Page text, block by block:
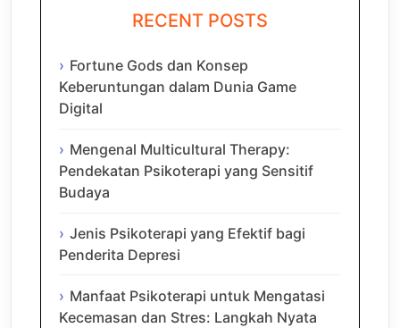
RECENT POSTS
Fortune Gods dan Konsep
Keberuntungan dalam Dunia Game
Digital
Mengenal Multicultural Therapy:
Pendekatan Psikoterapi yang Sensitif
Budaya
Jenis Psikoterapi yang Efektif bagi
Penderita Depresi
Manfaat Psikoterapi untuk Mengatasi
Kecemasan dan Stres: Langkah Nyata